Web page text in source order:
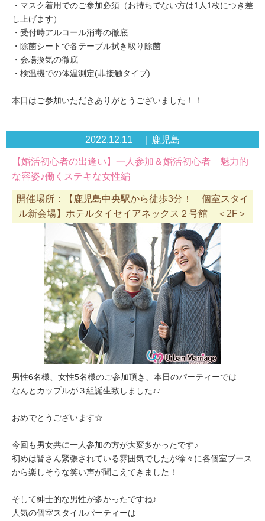
・マスク着用でのご参加必須（お持ちでない方は1人1枚につき差
し上げます）
・受付時アルコール消毒の徹底
・除菌シートで各テーブル拭き取り除菌
・会場換気の徹底
・検温機での体温測定(非接触タイプ)
本日はご参加いただきありがとうございました！！
2022.12.11 ｜鹿児島
【婚活初心者の出逢い】一人参加＆婚活初心者 魅力的
な容姿♪働くステキな女性編
開催場所：【鹿児島中央駅から徒歩3分！ 個室スタイ
ル新会場】ホテルタイセイアネックス２号館 ＜2F＞
男性6名様、女性5名様のご参加頂き、本日のパーティーでは
なんとカップルが３組誕生致しました♪♪
おめでとうございます☆
今回も男女共に一人参加の方が大変多かったです♪
初めは皆さん緊張されている雰囲気でしたが徐々に各個室ブース
から楽しそうな笑い声が聞こえてきました！
そして紳士的な男性が多かったですね♪
人気の個室スタイルパーティーは